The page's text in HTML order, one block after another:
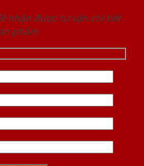
nhận được tư vấn chi tiết
phẩm